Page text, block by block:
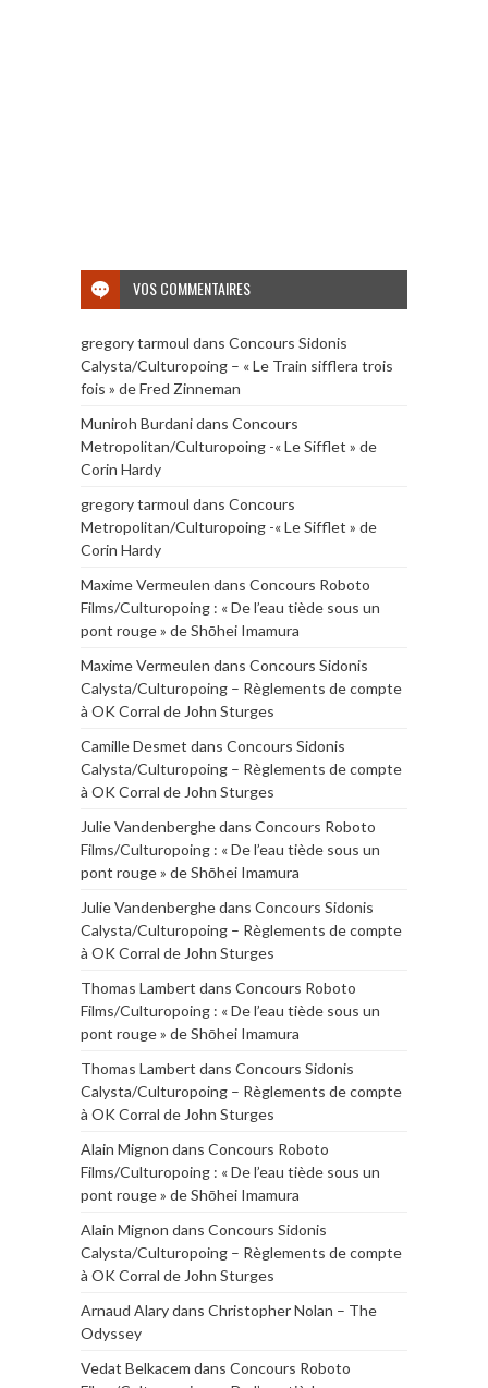
VOS COMMENTAIRES
gregory tarmoul dans Concours Sidonis
Calysta/Culturopoing – « Le Train sifflera trois
fois » de Fred Zinneman
Muniroh Burdanidans Concours
Metropolitan/Culturopoing -« Le Sifflet » de
Corin Hardy
gregory tarmoul dans Concours
Metropolitan/Culturopoing -« Le Sifflet » de
Corin Hardy
Maxime Vermeulen dans Concours Roboto
Films/Culturopoing : « De l’eau tiède sous un
pont rouge » de Shōhei Imamura
Maxime Vermeulen dans Concours Sidonis
Calysta/Culturopoing – Règlements de compte
à OK Corral de John Sturges
Camille Desmet dans Concours Sidonis
Calysta/Culturopoing – Règlements de compte
à OK Corral de John Sturges
Julie Vandenberghedans Concours Roboto
Films/Culturopoing : « De l’eau tiède sous un
pont rouge » de Shōhei Imamura
Julie Vandenberghedans Concours Sidonis
Calysta/Culturopoing – Règlements de compte
à OK Corral de John Sturges
Thomas Lambert dans Concours Roboto
Films/Culturopoing : « De l’eau tiède sous un
pont rouge » de Shōhei Imamura
Thomas Lambert dans Concours Sidonis
Calysta/Culturopoing – Règlements de compte
à OK Corral de John Sturges
Alain Mignon dans Concours Roboto
Films/Culturopoing : « De l’eau tiède sous un
pont rouge » de Shōhei Imamura
Alain Mignon dans Concours Sidonis
Calysta/Culturopoing – Règlements de compte
à OK Corral de John Sturges
Arnaud Alarydans Christopher Nolan – The
Odyssey
Vedat Belkacem dans Concours Roboto